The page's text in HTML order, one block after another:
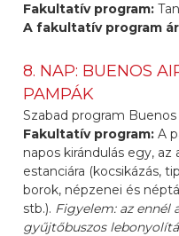
Fakultatív program:
A fakultatív program
8. NAP: BUENOS
PAMPÁK
Szabad program Buenos
Fakultatív program:A
napos kirándulás egy,
estanciára (kocsikázás,
borok, népzenei és
stb.). Figyelem: az ennél
gyűjtőbuszos